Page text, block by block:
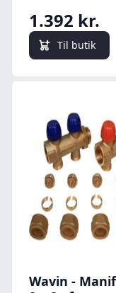
1.392 kr.
Til butik
Wavin -